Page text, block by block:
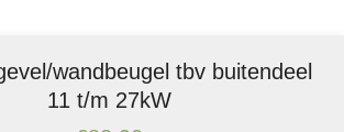
wandbeugel tbv buitendeel
11 t/m 27kW